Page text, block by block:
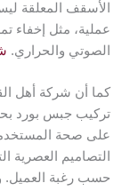
الأسقف المعلقة
عملية، مثل إخفاء
الصوتي والحراري.
كما أن شركة أهل
تركيب جبس بورد
على صحة
التصاميم العصرية
حسب رغبة العميل.